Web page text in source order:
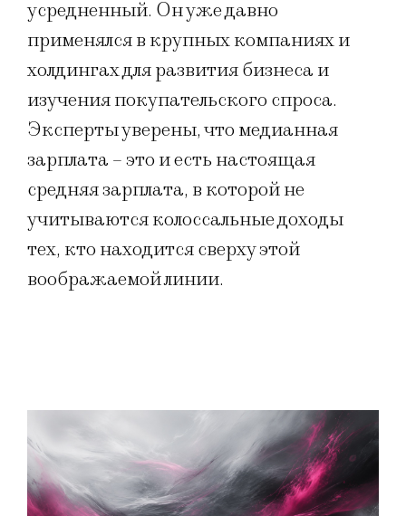
усредненный. Он уже давно
применялся в крупных компаниях и
холдингах для развития бизнеса и
изучения покупательского спроса.
Эксперты уверены, что медианная
зарплата – это и есть настоящая
средняя зарплата, в которой не
учитываются колоссальные доходы
тех, кто находится сверху этой
воображаемой линии.